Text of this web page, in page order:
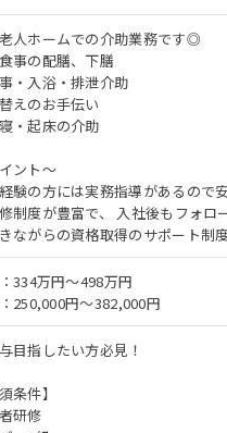
人ホームでの介助業務です◎
事の配膳、下膳
・入浴・排泄介助
えのお手伝い
・起床の介助
ント～
験の方には実務指導があるので
制度が豊富で、 入社後もフォロ
ながらの資格取得のサポート制度
334万円～498万円
250,000円～382,000円
目指したい方必見！
条件】
研修